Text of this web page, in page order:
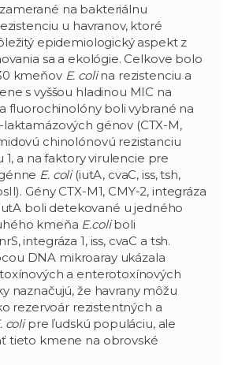
na bakteriálnu
u havranov, ktoré
epidemiologický aspekt z
sa a ekológie. Celkove bolo
kmeňov E. colina rezistenciu a
s vyššou hladinou MIC na
fluorochinolóny boli vybrané na
génov (CTX-M,
chinolónovú rezistanciu
1, a na faktory virulencie pre
E. coli(iutA, cvaC, iss, tsh,
Gény CTX-M1, CMY-2, integráza
iutA boli detekované u jedného
kmeňa E.coliboli
integráza 1, iss, cvaC a tsh.
DNA mikroaray ukázala
a enterotoxínových
naznačujú, že havrany môžu
rezervoár rezistentných a
colipre ľudskú populáciu, ale
tieto kmene na obrovské